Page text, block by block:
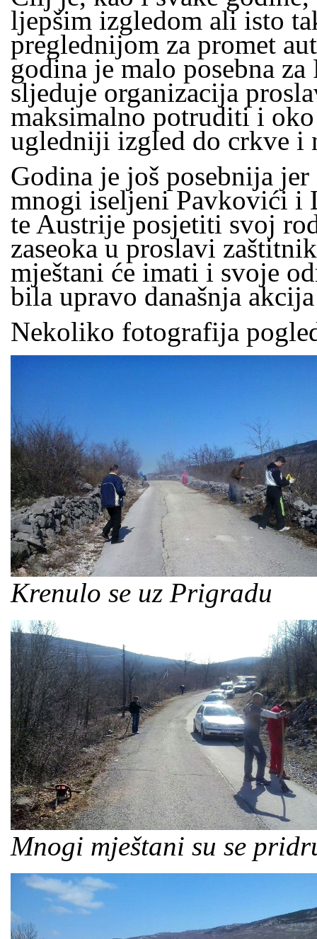
ljepšim izgledom ali isto
preglednijom za promet
godina je malo posebna
sljeduje organizacija
maksimalno potruditi i
ugledniji izgled do crkve i
Godina je još posebnija
mnogi iseljeni Pavkovići i
te Austrije posjetiti svoj
zaseoka u proslavi
mještani će imati i svoje
bila upravo današnja
Nekoliko fotografija
Krenulo se uz Prigradu
Mnogi mještani su se